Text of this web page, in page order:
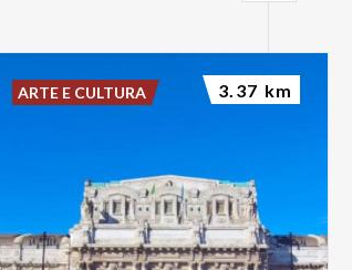
ARTE E CULTURA 3.37 km